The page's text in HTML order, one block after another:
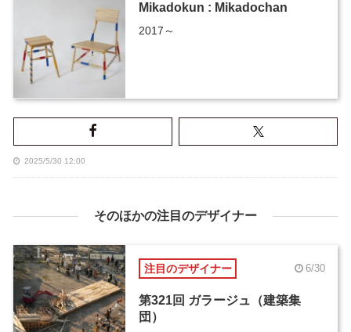
Mikadokun : Mikadochan
2017～
2025/5/30 12:00
そのほかの注目のデザイナー
注目のデザイナー 6/30
第321回 ガラージュ（建築集
団）